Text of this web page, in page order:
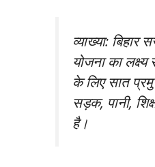
व्याख्या: बिहार
योजना का लक्ष्य
के लिए सात
सड़क, पानी,
है।